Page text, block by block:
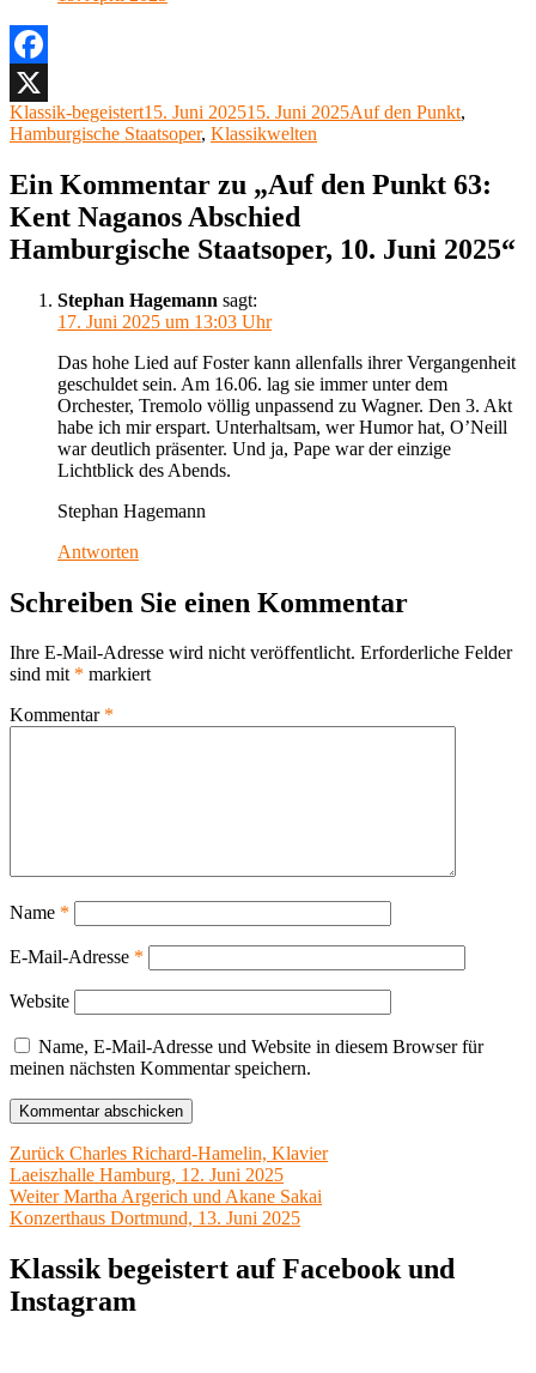
Facebook
X
Autor
Klassik-begeistertVeröffentlicht
am
15. Juni 202515. Juni 2025Kategorien
Auf den Punkt,
Hamburgische Staatsoper, Klassikwelten
Ein Kommentar zu „Auf den Punkt 63:
Kent Naganos Abschied
Hamburgische Staatsoper, 10. Juni 2025“
Stephan Hagemann sagt:
17. Juni 2025 um 13:03 Uhr
Das hohe Lied auf Foster kann allenfalls ihrer Vergangenheit
geschuldet sein. Am 16.06. lag sie immer unter dem
Orchester, Tremolo völlig unpassend zu Wagner. Den 3. Akt
habe ich mir erspart. Unterhaltsam, wer Humor hat, O’Neill
war deutlich präsenter. Und ja, Pape war der einzige
Lichtblick des Abends.
Stephan Hagemann
Antworten
Schreiben Sie einen Kommentar
Ihre E-Mail-Adresse wird nicht veröffentlicht. Erforderliche Felder
sind mit * markiert
Kommentar *
Name *
E-Mail-Adresse *
Website
Name, E-Mail-Adresse und Website in diesem Browser für
meinen nächsten Kommentar speichern.
Beitragsnavigation
Zurück Vorheriger
Beitrag:
Charles Richard-Hamelin, Klavier
Laeiszhalle Hamburg, 12. Juni 2025
Weiter Nächster
Beitrag:
Martha Argerich und Akane Sakai
Konzerthaus Dortmund, 13. Juni 2025
Klassik begeistert auf Facebook und
Instagram